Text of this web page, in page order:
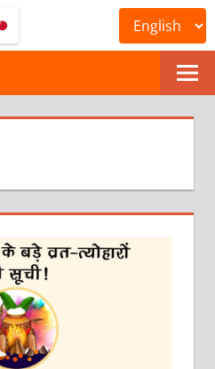
ONLINE
ASTROLOGICAL
–
ASTROSAGE
MAGAZINE